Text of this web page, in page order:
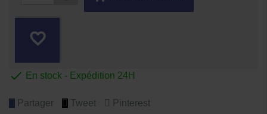
favorite_border
 En stock - Expédition 24H
Partager Tweet Pinterest